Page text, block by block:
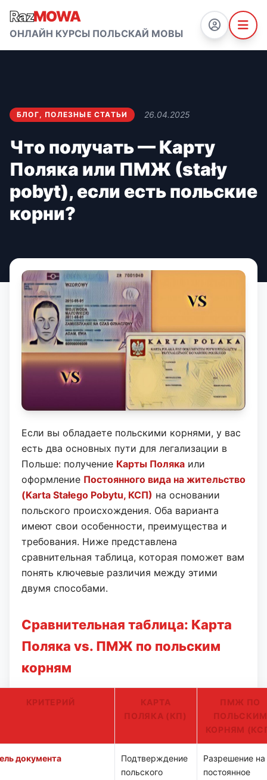
RazMOWA
ОНЛАЙН КУРСЫ ПОЛЬСКАЙ МОВЫ
БЛОГ, ПОЛЕЗНЫЕ СТАТЬИ 26.04.2025
Что получать — Карту
Поляка или ПМЖ (stały
pobyt), если есть польские
корни?
Если вы обладаете польскими корнями, у вас
есть два основных пути для легализации в
Польше: получение Карты Поляка или
оформление Постоянного вида на жительство
(Karta Stałego Pobytu, КСП) на основании
польского происхождения. Оба варианта
имеют свои особенности, преимущества и
требования. Ниже представлена
сравнительная таблица, которая поможет вам
понять ключевые различия между этими
двумя способами.
Сравнительная таблица: Карта
Поляка vs. ПМЖ по польским
корням
КРИТЕРИЙ
КАРТА
ПОЛЯКА (КП)
ПМЖ ПО
ПОЛЬСКИМ
КОРНЯМ
документа
Подтверждение
польского
Разрешение на
постоянное